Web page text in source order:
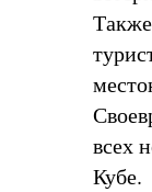
всех
Кубе.